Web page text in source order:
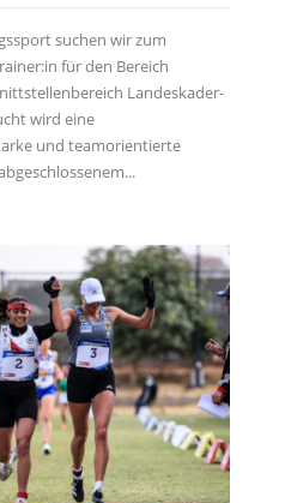
suchen wir zum
für den Bereich
Landeskader-
wird eine
und teamorientierte